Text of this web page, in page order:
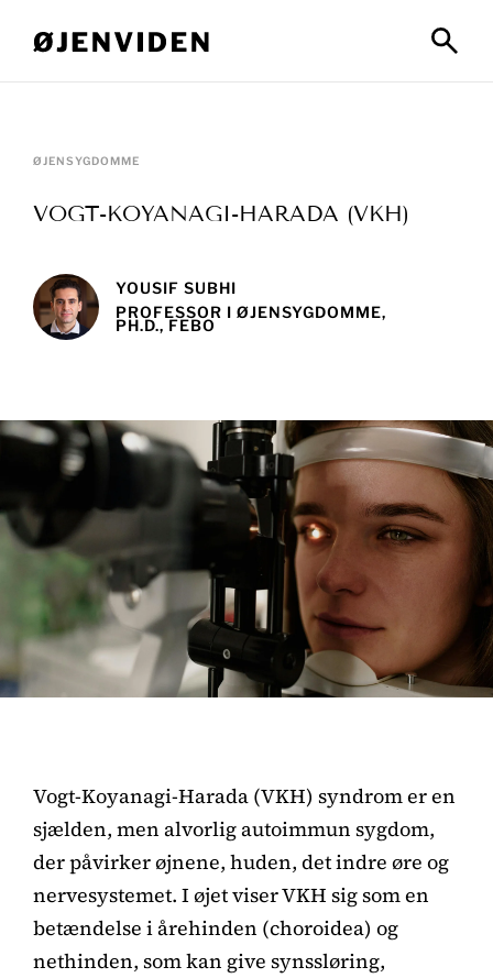
ØJENSYGDOMME
VOGT-KOYANAGI-HARADA (VKH)
YOUSIF SUBHI
PROFESSOR I ØJENSYGDOMME,
PH.D., FEBO
Vogt-Koyanagi-Harada (VKH) syndrom er en
sjælden, men alvorlig autoimmun sygdom,
der påvirker øjnene, huden, det indre øre og
nervesystemet. I øjet viser VKH sig som en
betændelse i årehinden (choroidea) og
nethinden, som kan give synssløring,